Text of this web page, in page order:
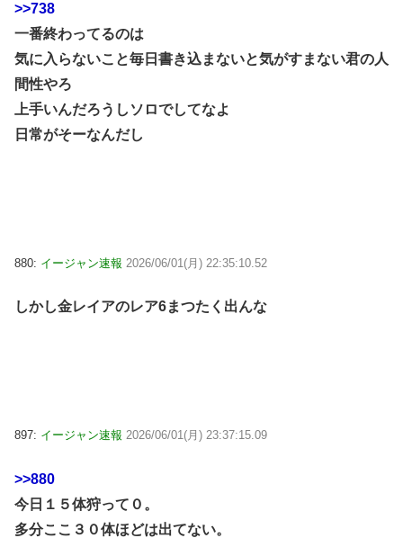
>>738
一番終わってるのは
気に入らないこと毎日書き込まないと気がすまない君の人
間性やろ
上手いんだろうしソロでしてなよ
日常がそーなんだし
880: イージャン速報 2026/06/01(月) 22:35:10.52
しかし金レイアのレア6まつたく出んな
897: イージャン速報 2026/06/01(月) 23:37:15.09
>>880
今日１５体狩って０。
多分ここ３０体ほどは出てない。